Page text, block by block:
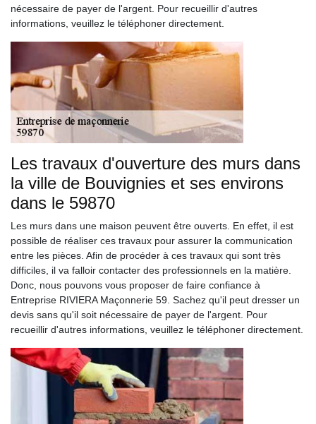
nécessaire de payer de l'argent. Pour recueillir d'autres
informations, veuillez le téléphoner directement.
Les travaux d'ouverture des murs dans
la ville de Bouvignies et ses environs
dans le 59870
Les murs dans une maison peuvent être ouverts. En effet, il est
possible de réaliser ces travaux pour assurer la communication
entre les pièces. Afin de procéder à ces travaux qui sont très
difficiles, il va falloir contacter des professionnels en la matière.
Donc, nous pouvons vous proposer de faire confiance à
Entreprise RIVIERA Maçonnerie 59. Sachez qu'il peut dresser un
devis sans qu'il soit nécessaire de payer de l'argent. Pour
recueillir d'autres informations, veuillez le téléphoner directement.